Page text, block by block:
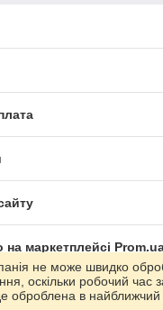
маркетплейсі
не може швидко
оскільки робочий час
оброблена в найближчий